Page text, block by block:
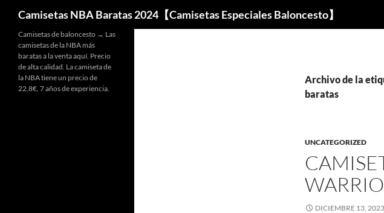
Camisetas NBA Baratas 2024【Camisetas Especiales Baloncesto】
Archivo de la
baratas
UNCATEGORIZED
DICIEMBRE 13, 2023
Camisetas de baloncesto → Las
camisetas de la NBA más
baratas a la venta aquí. Precio
de alta calidad. La camiseta de
la NBA tiene un precio de
22,8€, 7 años de experiencia.